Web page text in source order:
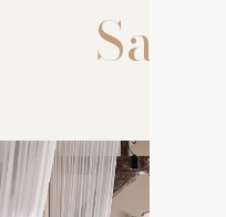
Saint